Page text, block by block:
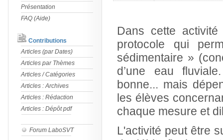
Présentation
FAQ (Aide)
Contributions
Articles (par Dates)
Articles par Thèmes
Articles / Catégories
Articles : Archives
Articles : Rédaction
Articles : Dépôt pdf
Forum LaboSVT
Dans cette
protocole qui
sédimentaire »
d’une eau
bonne... mais
les élèves
chaque mesure et
L'activité peut être